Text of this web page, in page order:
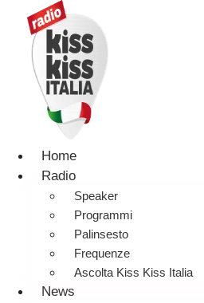
Home
Radio
Speaker
Programmi
Palinsesto
Frequenze
Ascolta Kiss Kiss Italia
News